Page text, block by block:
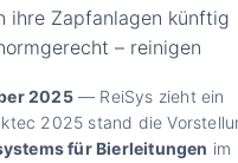
ihre Zapfanlagen künftig
– reinigen
2025— ReiSys zieht ein
2025 stand die
für Bierleitungen im